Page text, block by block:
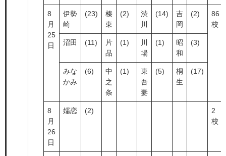
8
月
25
日
伊勢
崎
(23)
榛
東
(2)
渋
川
(14)
吉
岡
(2)
86
校
沼田 (11)
片
品
(1)
川
場
(1)
昭
和
(3)
みな
かみ
(6)
中
之
条
(1)
東
吾
妻
(5)
桐
生
(17)
8
月
26
日
嬬恋 (2)
2
校